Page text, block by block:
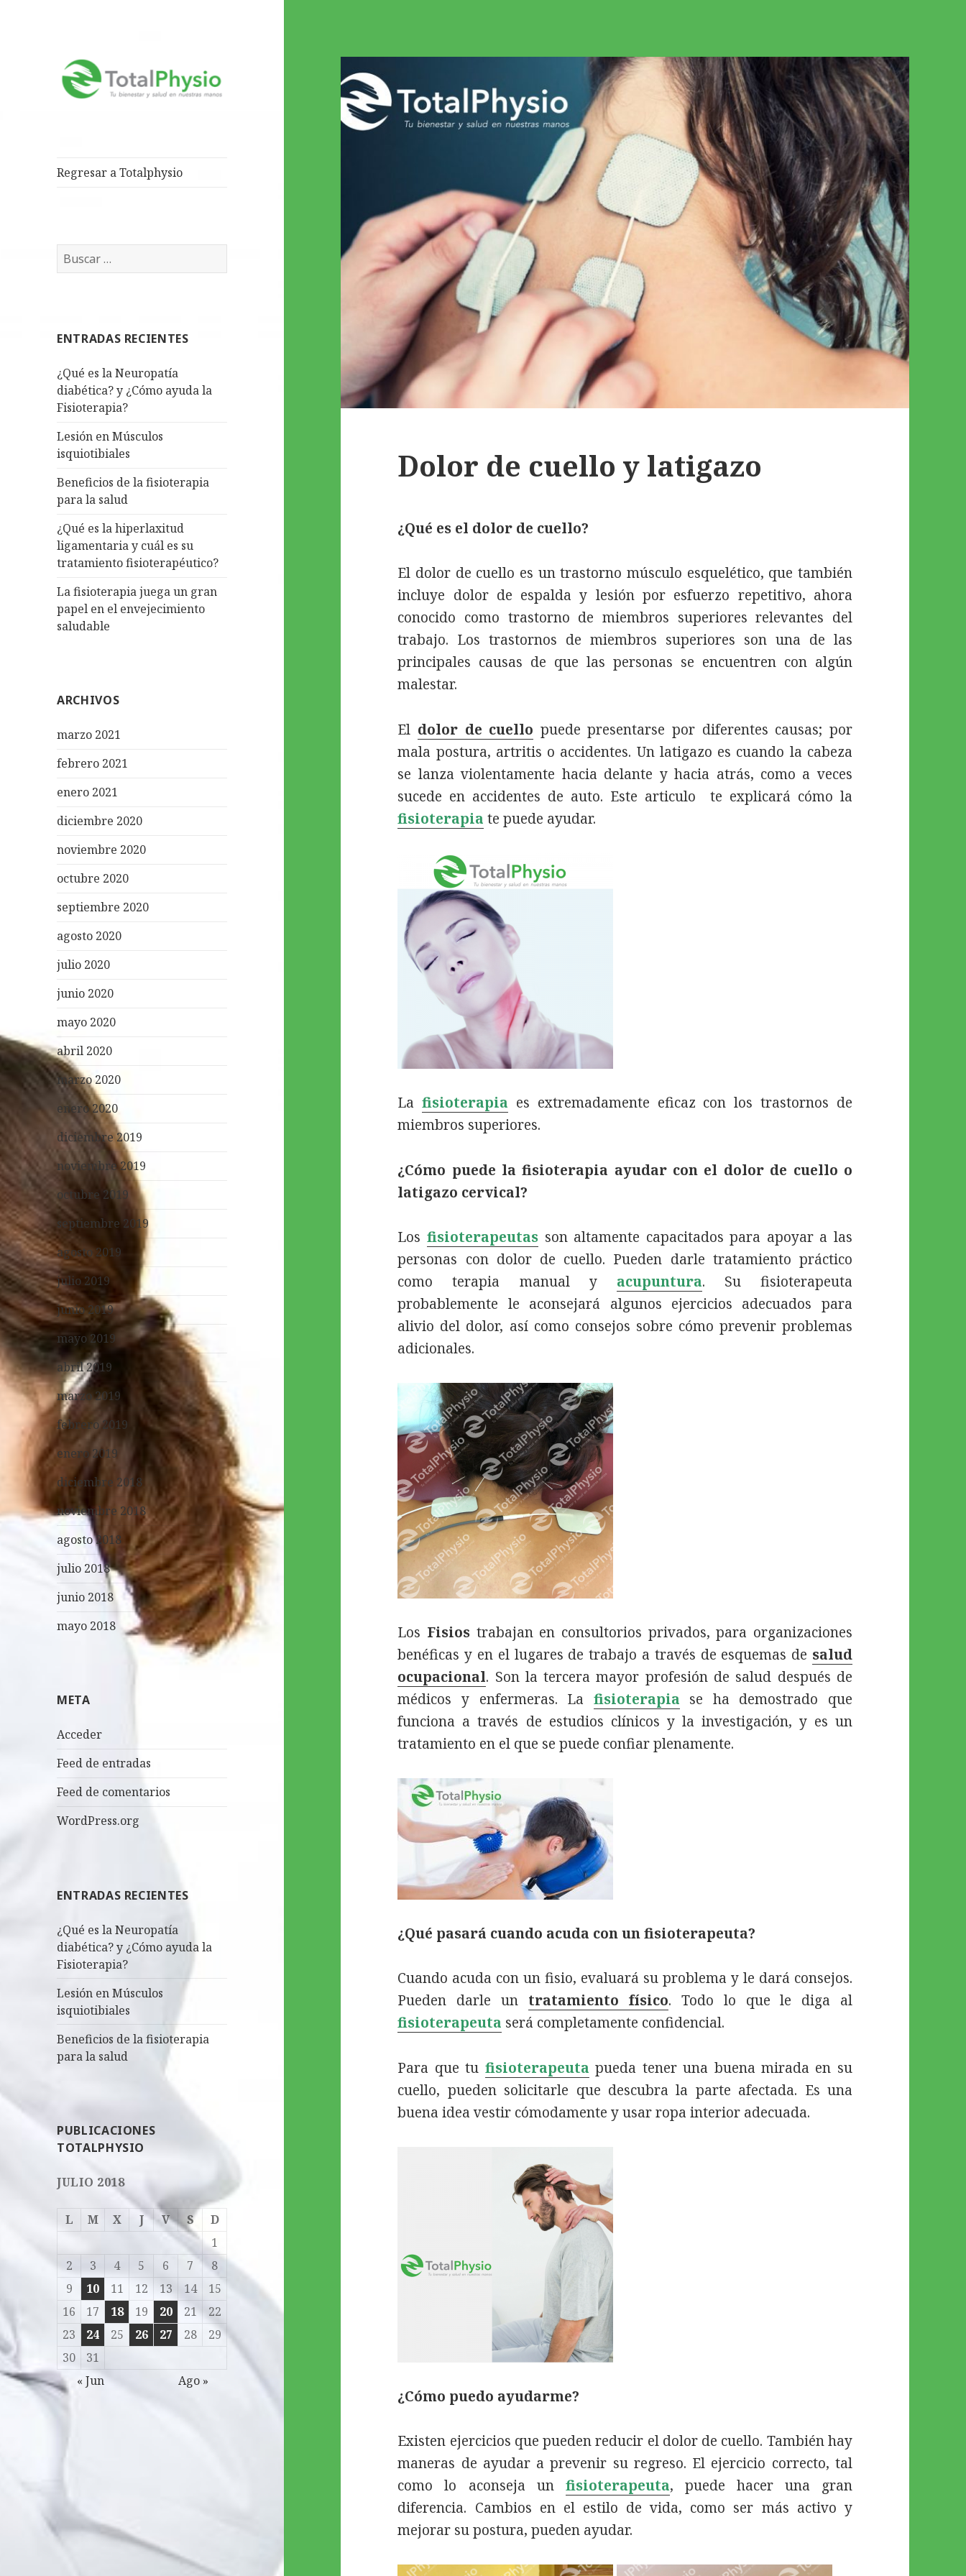
Regresar a Totalphysio
Buscar:
ENTRADAS RECIENTES
¿Qué es la Neuropatía
diabética? y ¿Cómo ayuda la
Fisioterapia?
Lesión en Músculos
isquiotibiales
Beneficios de la fisioterapia
para la salud
¿Qué es la hiperlaxitud
ligamentaria y cuál es su
tratamiento fisioterapéutico?
La fisioterapia juega un gran
papel en el envejecimiento
saludable
ARCHIVOS
marzo 2021
febrero 2021
enero 2021
diciembre 2020
noviembre 2020
octubre 2020
septiembre 2020
agosto 2020
julio 2020
junio 2020
mayo 2020
abril 2020
marzo 2020
enero 2020
diciembre 2019
noviembre 2019
octubre 2019
septiembre 2019
agosto 2019
julio 2019
junio 2019
mayo 2019
abril 2019
marzo 2019
febrero 2019
enero 2019
diciembre 2018
noviembre 2018
agosto 2018
julio 2018
junio 2018
mayo 2018
META
Acceder
Feed de entradas
Feed de comentarios
WordPress.org
ENTRADAS RECIENTES
¿Qué es la Neuropatía
diabética? y ¿Cómo ayuda la
Fisioterapia?
Lesión en Músculos
isquiotibiales
Beneficios de la fisioterapia
para la salud
PUBLICACIONES
TOTALPHYSIO
JULIO 2018
L M X J V S
D
1
2
3 4 5 6 7
8
9
10 11 12 13 14
15
16
17 18 19 20 21
22
23
24 25 26 27 28
29
30
31
« Jun
Ago »
Dolor de cuello y latigazo
¿Qué es el dolor de cuello?
El dolor de cuello es un trastorno músculo esquelético, que también
incluye dolor de espalda y lesión por esfuerzo repetitivo, ahora
conocido como trastorno de miembros superiores relevantes del
trabajo. Los trastornos de miembros superiores son una de las
principales causas de que las personas se encuentren con algún
malestar.
El dolor de cuello puede presentarse por diferentes causas; por
mala postura, artritis o accidentes. Un latigazo es cuando la cabeza
se lanza violentamente hacia delante y hacia atrás, como a veces
sucede en accidentes de auto. Este articulo te explicará cómo la
fisioterapia te puede ayudar.
Lafisioterapia es extremadamente eficaz con los trastornos de
miembros superiores.
¿Cómo puede la fisioterapia ayudar con el dolor de cuello o
latigazo cervical?
Los fisioterapeutasson altamente capacitados para apoyar a las
personas con dolor de cuello. Pueden darle tratamiento práctico
como terapia manual y acupuntura. Su fisioterapeuta
probablemente le aconsejará algunos ejercicios adecuados para
alivio del dolor, así como consejos sobre cómo prevenir problemas
adicionales.
Los Fisios trabajan en consultorios privados, para organizaciones
benéficas y en el lugares de trabajo a través de esquemas de salud
ocupacional. Son la tercera mayor profesión de salud después de
médicos y enfermeras. La fisioterapia se ha demostrado que
funciona a través de estudios clínicos y la investigación, y es un
tratamiento en el que se puede confiar plenamente.
¿Qué pasará cuando acuda con un fisioterapeuta?
Cuando acuda con un fisio, evaluará su problema y le dará consejos.
Pueden darle un tratamiento físico. Todo lo que le diga al
fisioterapeuta será completamente confidencial.
Para que tu fisioterapeuta pueda tener una buena mirada en su
cuello, pueden solicitarle que descubra la parte afectada. Es una
buena idea vestir cómodamente y usar ropa interior adecuada.
¿Cómo puedo ayudarme?
Existen ejercicios que pueden reducir el dolor de cuello. También hay
maneras de ayudar a prevenir su regreso. El ejercicio correcto, tal
como lo aconseja un fisioterapeuta, puede hacer una gran
diferencia. Cambios en el estilo de vida, como ser más activo y
mejorar su postura, pueden ayudar.